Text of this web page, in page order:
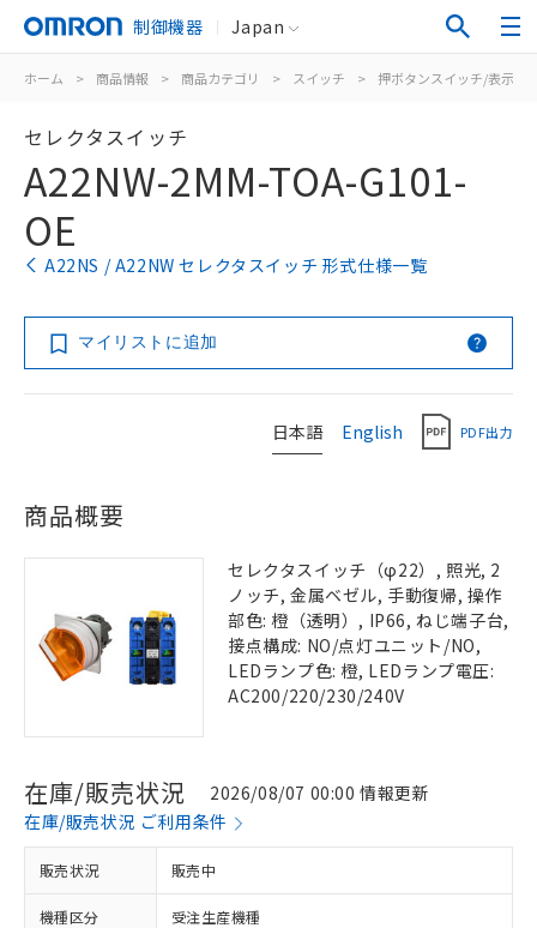
制御機器 Japan
ホーム > 商品情報 > 商品カテゴリ > スイッチ > 押ボタンスイッチ/表示灯
セレクタスイッチ
A22NW-2MM-TOA-G101-
OE
A22NS / A22NW セレクタスイッチ 形式仕様一覧
マイリストに追加
日本語 English PDF出力
商品概要
セレクタスイッチ（φ22）, 照光, 2
ノッチ, 金属ベゼル, 手動復帰, 操作
部色: 橙（透明）, IP66, ねじ端子台,
接点構成: NO/点灯ユニット/NO,
LEDランプ色: 橙, LEDランプ電圧:
AC200/220/230/240V
在庫/販売状況
2026/08/07 00:00 情報更新
在庫/販売状況 ご利用条件
販売状況 販売中
機種区分 受注生産機種